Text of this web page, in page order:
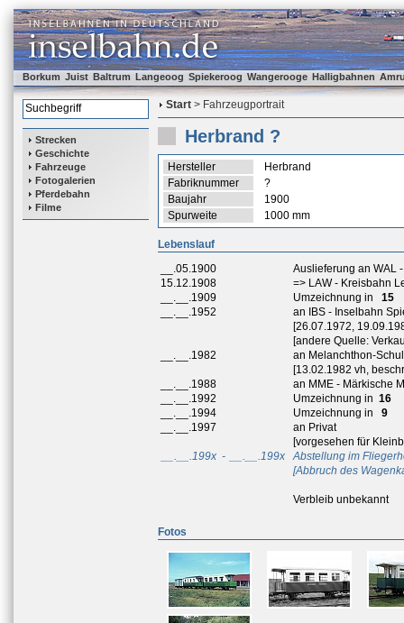
Borkum Juist Baltrum Langeoog Spiekeroog Wangerooge Halligbahnen
Strecken
Geschichte
Fahrzeuge
Fotogalerien
Pferdebahn
Filme
Start > Fahrzeugportrait
Herbrand ?
Hersteller
Herbrand
Fabriknummer
?
Baujahr
1900
Spurweite
1000 mm
Lebenslauf
__.05.1900
Auslieferung an WAL
15.12.1908
=> LAW - Kreisbahn
__.__.1909
Umzeichnung in
15
__.__.1952
an IBS - Inselbahn
[26.07.1972,
[andere Quelle:
__.__.1982
an Melanchthon-
[13.02.1982 vh,
__.__.1988
an MME - Märkische
__.__.1992
Umzeichnung in 16
__.__.1994
Umzeichnung in
9
__.__.1997
an Privat
[vorgesehen für
__.__.199x - __.__.199x
Abstellung im
[Abbruch des
Verbleib unbekannt
Fotos